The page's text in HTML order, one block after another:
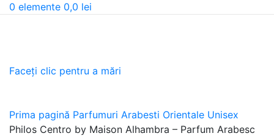
0 elemente 0,0 lei
Faceți clic pentru a mări
Prima pagină Parfumuri Arabesti Orientale Unisex
Philos Centro by Maison Alhambra – Parfum Arabesc